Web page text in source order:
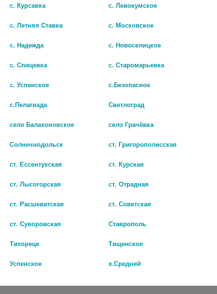
ТУБА
738
В КОРЗИНУ
ТУБА 0674
498
с. Курсавка с. Левокумское
с. Летняя Ставка с. Московское
с. Надежда с. Новоселицкое
с. Спицевка с. Старомарьевка
с. Успенское с.Безопасное
с.Пелагиада Светлоград
село Балахоновское село Грачёвка
Солнечнодольск ст. Григорополисская
ст. Ессентукская ст. Курская
ст. Лысогорская ст. Отрадная
ст. Расшеватская ст. Советская
ст. Суворовская Ставрополь
Тихорецк Тищенское
Успенское х.Средний